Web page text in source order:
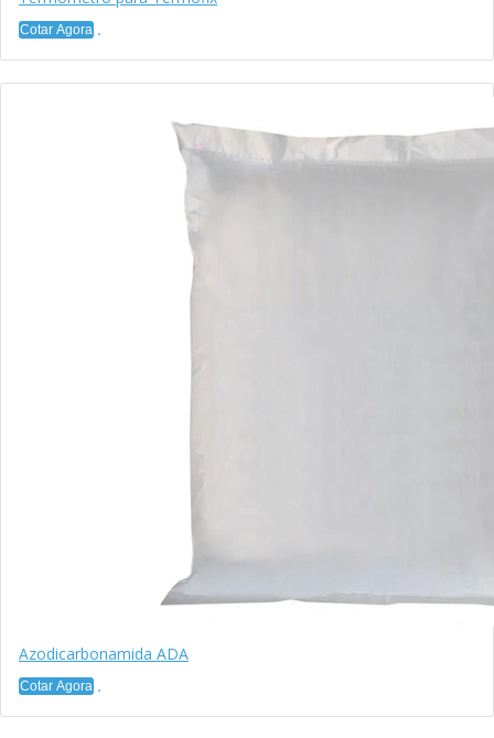
Cotar Agora
Azodicarbonamida ADA
Cotar Agora